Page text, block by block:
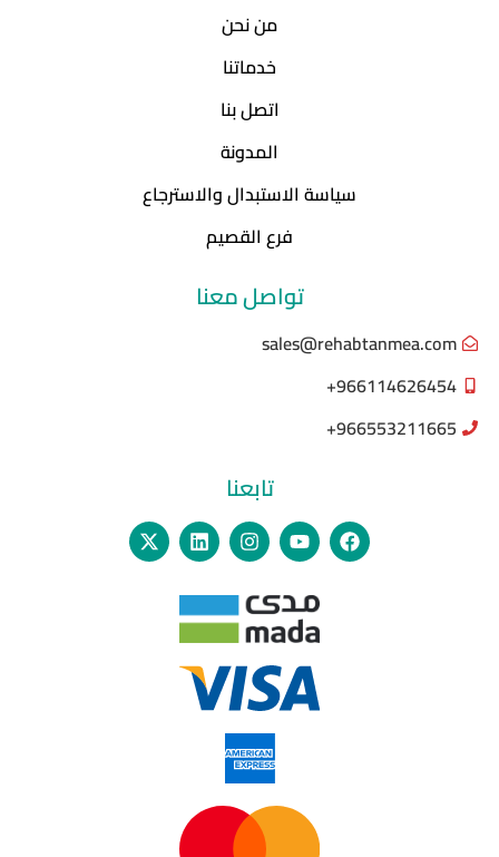
من نحن
خدماتنا
اتصل بنا
المدونة
سياسة الاستبدال والاسترجاع
فرع القصيم
تواصل معنا
sales@rehabtanmea.com
966114626454+
966553211665+
تابعنا